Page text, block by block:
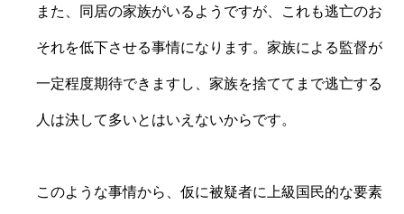
また、同居の家族がいるようですが、これも逃亡のお
それを低下させる事情になります。家族による監督が
一定程度期待できますし、家族を捨ててまで逃亡する
人は決して多いとはいえないからです。
このような事情から、仮に被疑者に上級国民的な要素